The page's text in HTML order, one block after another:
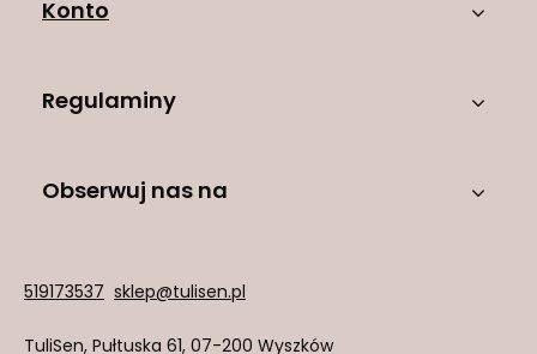
Konto
Regulaminy
Obserwuj nas na
519173537 sklep@tulisen.pl
TuliSen, Pułtuska 61, 07-200 Wyszków